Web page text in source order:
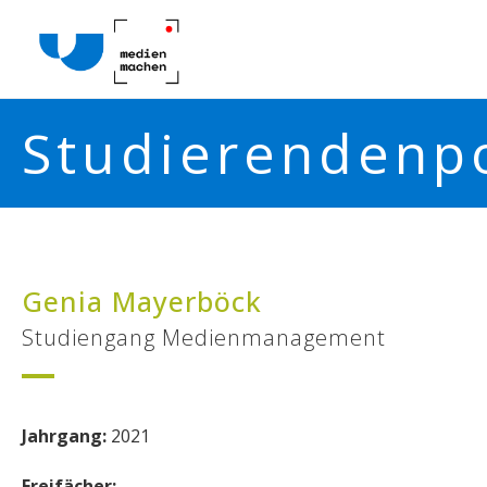
Genia Mayerböck
Studiengang Medienmanagement
Jahrgang: 2021